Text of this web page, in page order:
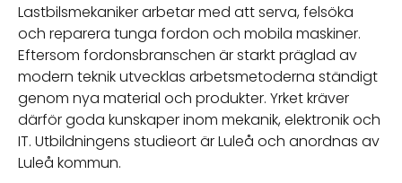
Lastbilsmekaniker arbetar med att serva, felsöka
och reparera tunga fordon och mobila maskiner.
Eftersom fordonsbranschen är starkt präglad av
modern teknik utvecklas arbetsmetoderna ständigt
genom nya material och produkter. Yrket kräver
därför goda kunskaper inom mekanik, elektronik och
IT. Utbildningens studieort är Luleå och anordnas av
Luleå kommun.